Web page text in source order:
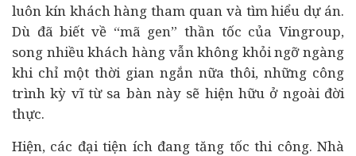
luôn kín khách hàng tham quan và tìm hiểu dự án.
Dù đã biết về “mã gen” thần tốc của Vingroup,
song nhiều khách hàng vẫn không khỏi ngỡ ngàng
khi chỉ một thời gian ngắn nữa thôi, những công
trình kỳ vĩ từ sa bàn này sẽ hiện hữu ở ngoài đời
thực.
Hiện, các đại tiện ích đang tăng tốc thi công. Nhà